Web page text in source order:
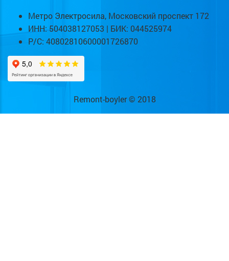
Метро Электросила, Московский проспект 172
ИНН: 504038127053 | БИК: 044525974
Р/С: 40802810600001726870
Remont-boyler © 2018